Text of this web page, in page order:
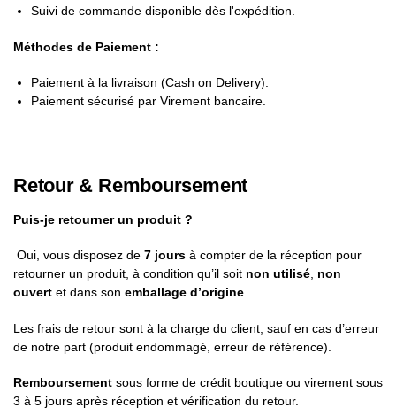
Suivi de commande disponible dès l'expédition.
Méthodes de Paiement :
Paiement à la livraison (Cash on Delivery).
Paiement sécurisé par Virement bancaire.
Retour & Remboursement
Puis-je retourner un produit ?
Oui, vous disposez de 7 jours à compter de la réception pour
retourner un produit, à condition qu’il soit non utilisé, non
ouvert et dans son emballage d’origine.
Les frais de retour sont à la charge du client, sauf en cas d’erreur
de notre part (produit endommagé, erreur de référence).
Remboursement sous forme de crédit boutique ou virement sous
3 à 5 jours après réception et vérification du retour.